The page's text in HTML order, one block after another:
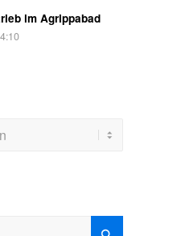
im Agrippabad